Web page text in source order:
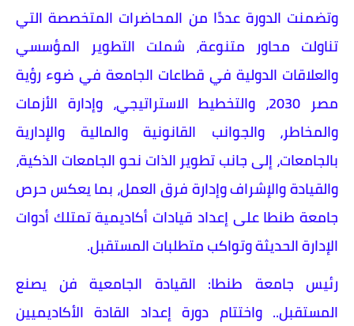
وتضمنت الدورة عددًا من المحاضرات المتخصصة التي
تناولت محاور متنوعة، شملت التطوير المؤسسي
والعلاقات الدولية في قطاعات الجامعة في ضوء رؤية
مصر 2030، والتخطيط الاستراتيجي، وإدارة الأزمات
والمخاطر، والجوانب القانونية والمالية والإدارية
بالجامعات، إلى جانب تطوير الذات نحو الجامعات الذكية،
والقيادة والإشراف وإدارة فرق العمل، بما يعكس حرص
جامعة طنطا على إعداد قيادات أكاديمية تمتلك أدوات
الإدارة الحديثة وتواكب متطلبات المستقبل.
رئيس جامعة طنطا: القيادة الجامعية فن يصنع
المستقبل.. واختتام دورة إعداد القادة الأكاديميين